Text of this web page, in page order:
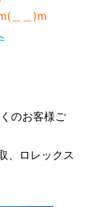
＿＿)m
のお客様ご
、ロレックス